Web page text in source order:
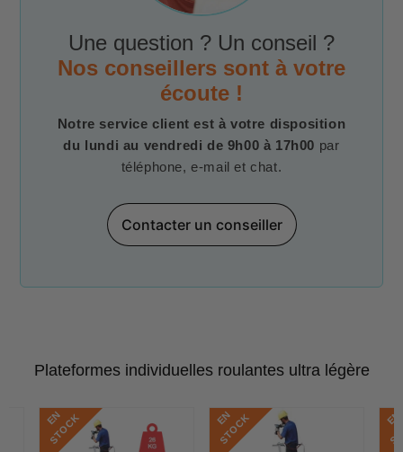
Une question ? Un conseil ?
Nos conseillers sont à votre
écoute !
Notre service client est à votre disposition
du lundi au vendredi de 9h00 à 17h00 par
téléphone, e-mail et chat.
Contacter un conseiller
Plateformes individuelles roulantes ultra légère
E
N
S
T
O
C
K E
N
S
T
O
C
K E
N
S
T
O
C